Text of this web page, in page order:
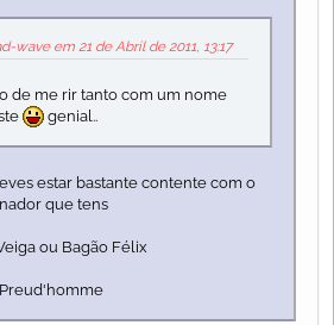
wave em 21 de Abril de 2011, 13:17
de me rir tanto com um nome
genial..
estar bastante contente com o
que tens
ou Bagão Félix